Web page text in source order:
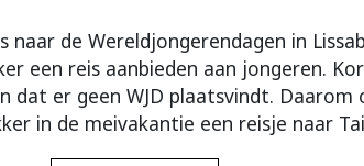
naar de Wereldjongerendagen in
een reis aanbieden aan jongeren.
dat er geen WJD plaatsvindt. Daarom
in de meivakantie een reisje naar